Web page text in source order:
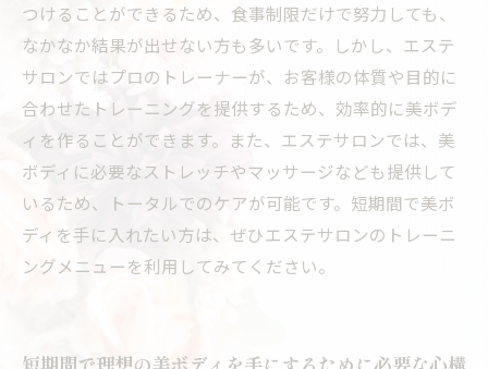
つけることができるため、食事制限だけで努力しても、
なかなか結果が出せない方も多いです。しかし、エステ
サロンではプロのトレーナーが、お客様の体質や目的に
合わせたトレーニングを提供するため、効率的に美ボデ
ィを作ることができます。また、エステサロンでは、美
ボディに必要なストレッチやマッサージなども提供して
いるため、トータルでのケアが可能です。短期間で美ボ
ディを手に入れたい方は、ぜひエステサロンのトレーニ
ングメニューを利用してみてください。